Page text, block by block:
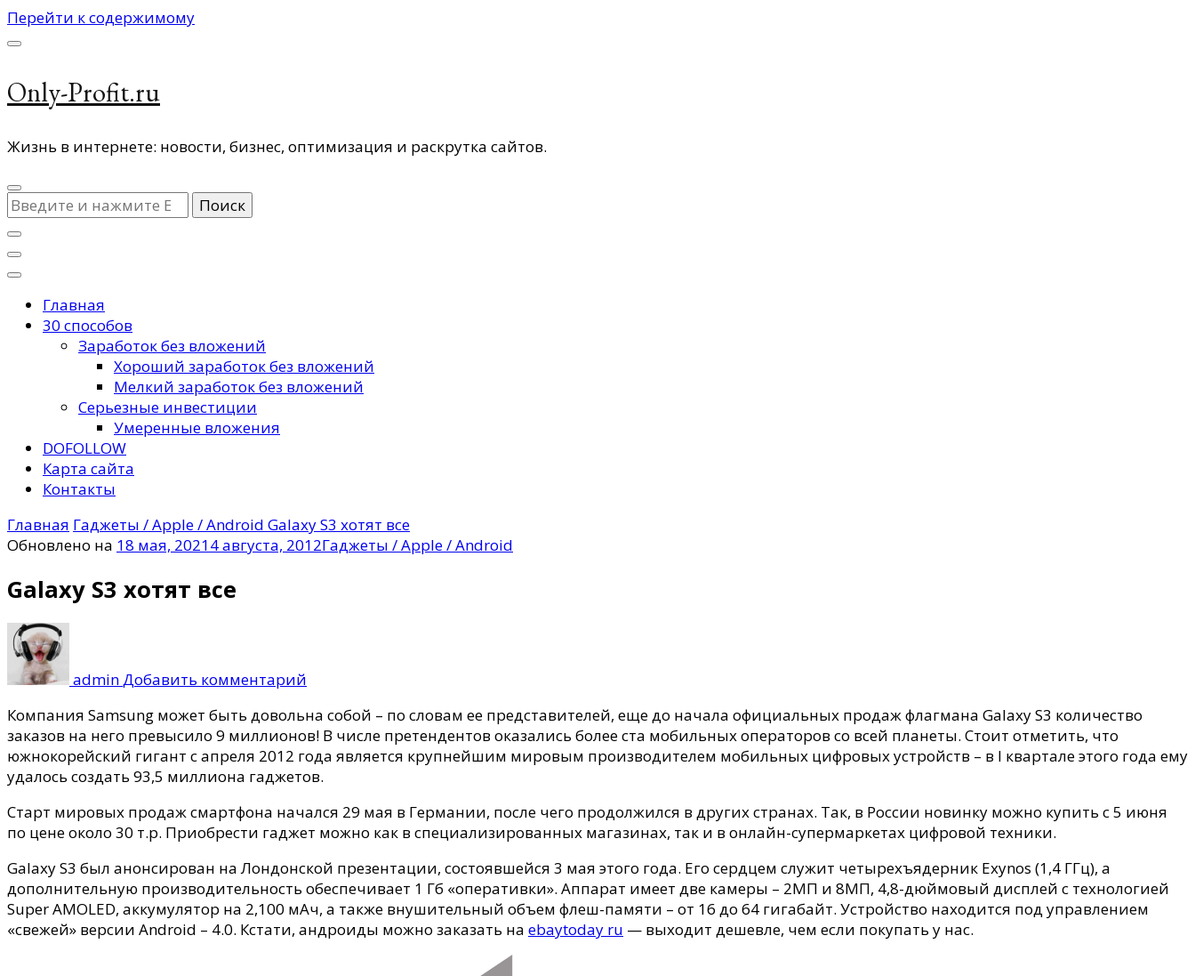
Перейти к содержимому
Only-Profit.ru
Жизнь в интернете: новости, бизнес, оптимизация и раскрутка сайтов.
Ищите
что-
то?
Главная
30 способов
Заработок без вложений
Хороший заработок без вложений
Мелкий заработок без вложений
Серьезные инвестиции
Умеренные вложения
DOFOLLOW
Карта сайта
Контакты
Главная Гаджеты / Apple / Android Galaxy S3 хотят все
Обновлено на 18 мая, 20214 августа, 2012Гаджеты / Apple / Android
Galaxy S3 хотят все
adminДобавить комментарий
S3
хотят
все
Компания Samsung может быть довольна собой – по словам ее представителей, еще до начала официальных продаж флагмана Galaxy S3 количество
заказов на него превысило 9 миллионов! В числе претендентов оказались более ста мобильных операторов со всей планеты. Стоит отметить, что
южнокорейский гигант с апреля 2012 года является крупнейшим мировым производителем мобильных цифровых устройств – в I квартале этого года ему
удалось создать 93,5 миллиона гаджетов.
Старт мировых продаж смартфона начался 29 мая в Германии, после чего продолжился в других странах. Так, в России новинку можно купить с 5 июня
по цене около 30 т.р. Приобрести гаджет можно как в специализированных магазинах, так и в онлайн-супермаркетах цифровой техники.
Galaxy S3 был анонсирован на Лондонской презентации, состоявшейся 3 мая этого года. Его сердцем служит четырехъядерник Exynos (1,4 ГГц), а
дополнительную производительность обеспечивает 1 Гб «оперативки». Аппарат имеет две камеры – 2МП и 8МП, 4,8-дюймовый дисплей с технологией
Super AMOLED, аккумулятор на 2,100 мАч, а также внушительный объем флеш-памяти – от 16 до 64 гигабайт. Устройство находится под управлением
«свежей» версии Android – 4.0. Кстати, андроиды можно заказать на ebaytoday ru — выходит дешевле, чем если покупать у нас.